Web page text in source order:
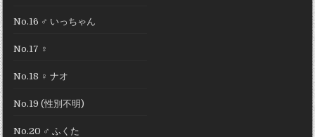
No.16 ♂ いっちゃん
No.17 ♀
No.18 ♀ ナオ
No.19 (性別不明)
No.20 ♂ ふくた